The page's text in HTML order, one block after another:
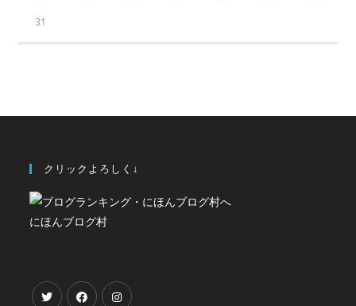
31
クリックよろしく↓
にほんブログ村